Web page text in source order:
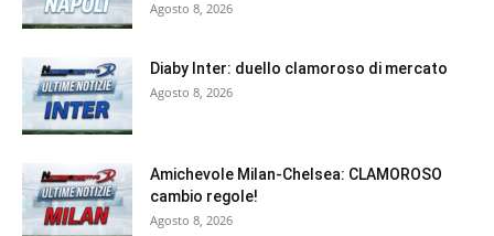
Agosto 8, 2026
Diaby Inter: duello clamoroso di mercato
Agosto 8, 2026
Amichevole Milan-Chelsea: CLAMOROSO
cambio regole!
Agosto 8, 2026